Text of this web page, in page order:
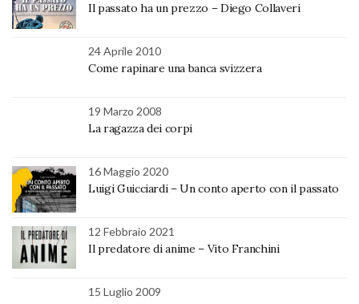
Il passato ha un prezzo – Diego Collaveri
24 Aprile 2010
Come rapinare una banca svizzera
19 Marzo 2008
La ragazza dei corpi
16 Maggio 2020
Luigi Guicciardi – Un conto aperto con il passato
12 Febbraio 2021
Il predatore di anime – Vito Franchini
15 Luglio 2009